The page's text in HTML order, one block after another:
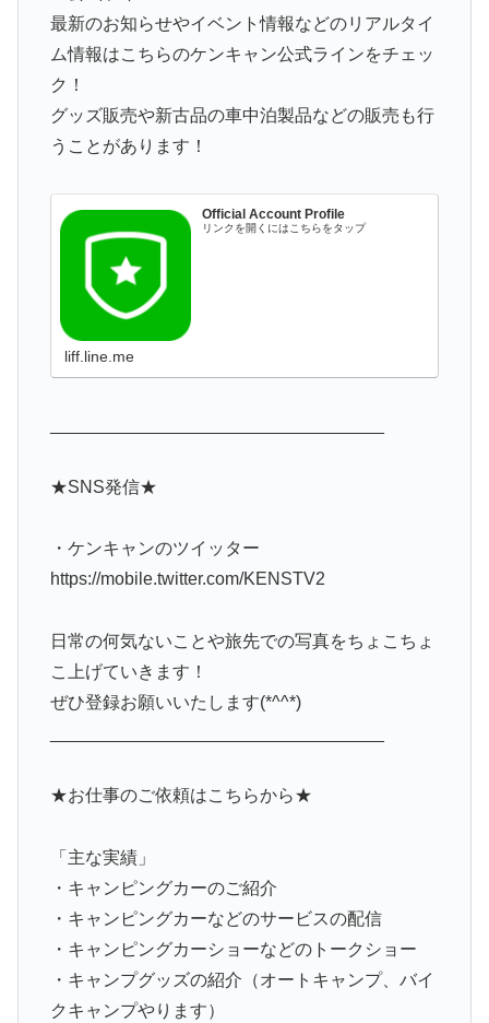
最新のお知らせやイベント情報などのリアルタイ
ム情報はこちらのケンキャン公式ラインをチェッ
ク！
グッズ販売や新古品の車中泊製品などの販売も行
うことがあります！
Official Account Profile
リンクを開くにはこちらをタップ
liff.line.me
★SNS発信★
・ケンキャンのツイッター
https://mobile.twitter.com/KENSTV2
日常の何気ないことや旅先での写真をちょこちょ
こ上げていきます！
ぜひ登録お願いいたします(*^^*)
★お仕事のご依頼はこちらから★
「主な実績」
・キャンピングカーのご紹介
・キャンピングカーなどのサービスの配信
・キャンピングカーショーなどのトークショー
・キャンプグッズの紹介（オートキャンプ、バイ
クキャンプやります）